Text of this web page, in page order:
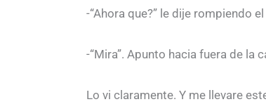
-“Ahora que?” le dije rompiendo
-“Mira”. Apunto hacia fuera de la
Lo vi claramente. Y me llevare